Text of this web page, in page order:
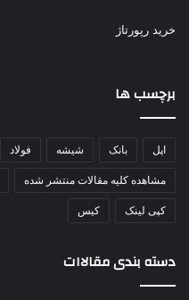
خرید رپورتاژ
برچسب ها
اپل بانک شیشه فولاد
مشاهده کلیه مقالات منتشر شده
کپی لینک کیس
دسته بندی مقالاات